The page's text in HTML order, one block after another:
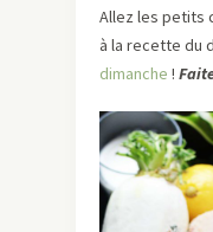
Allez les petits
à la recette du
dimanche !